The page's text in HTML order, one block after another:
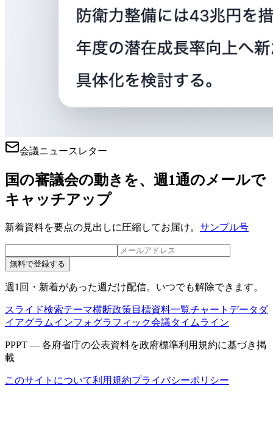
会議ニュースレター
国の審議会の動きを、週1通のメールで
キャッチアップ
新着資料を要点の見出しに圧縮してお届け。 サンプル号
無料で登録する
週1回・新着があった週だけ配信。いつでも解除できます。
スライド検索テーマ横断政策目標資料一覧チャートデータ ダ
イアグラムインフォグラフィック会議タイムライン
PPPT — 各府省庁の公表資料を政府標準利用規約に基づき掲
載
このサイトについて利用規約プライバシーポリシー